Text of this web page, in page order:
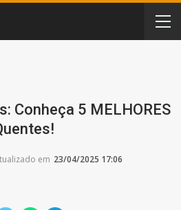
Conheça 5 MELHORES
em 23/04/2025 17:06